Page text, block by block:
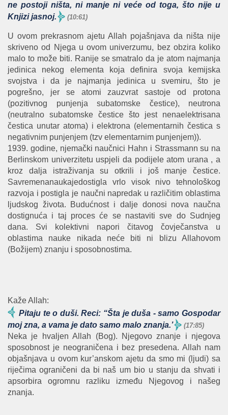
ne postoji ništa, ni manje ni veće od toga, što nije u
Knjizi jasnoj.
(10:61)
U ovom prekrasnom ajetu Allah pojašnjava da ništa nije
skriveno od Njega u ovom univerzumu, bez obzira koliko
malo to može biti. Ranije se smatralo da je atom najmanja
jedinica nekog elementa koja definira svoja kemijska
svojstva i da je najmanja jedinica u svemiru, što je
pogrešno, jer se atomi zauzvrat sastoje od protona
(pozitivnog punjenja subatomske čestice), neutrona
(neutralno subatomske čestice što jest nenaelektrisana
čestica unutar atoma) i elektrona (elementarnih čestica s
negativnim punjenjem (tzv elementarnim punjenjem)).
1939. godine, njemački naučnici Hahn i Strassmann su na
Berlinskom univerzitetu uspjeli da podijele atom urana , a
kroz dalja istraživanja su otkrili i još manje čestice.
Savremenanaukajedostigla vrlo visok nivo tehnološkog
razvoja i postigla je naučni napredak u različitim oblastima
ljudskog života. Budućnost i dalje donosi nova naučna
dostignuća i taj proces će se nastaviti sve do Sudnjeg
dana. Svi kolektivni napori čitavog čovječanstva u
oblastima nauke nikada neće biti ni blizu Allahovom
(Božijem) znanju i sposobnostima.
Kaže Allah:
Pitaju te o duši. Reci: “Šta je duša - samo Gospodar
moj zna, a vama je dato samo malo znanja.’
(17:85)
Neka je hvaljen Allah (Bog). Njegovo znanje i njegova
sposobnost je neograničena i bez presedena. Allah nam
objašnjava u ovom kur’anskom ajetu da smo mi (ljudi) sa
riječima ograničeni da bi naš um bio u stanju da shvati i
apsorbira ogromnu razliku između Njegovog i našeg
znanja.